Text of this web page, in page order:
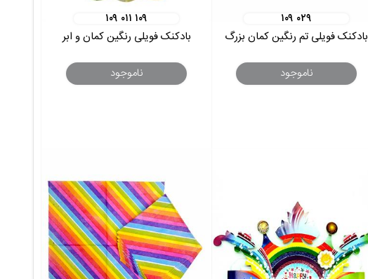
۱۰۹ ۰۲۹
بادکنک فویلی تم رنگین کمان بزرگ
ناموجود
۱۰۹ ۰۱۱ ۱۰۹
بادکنک فویلی رنگین کمان و ابر
ناموجود